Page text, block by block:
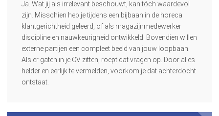
Ja. Wat jij als irrelevant beschouwt, kan tóch waardevol
zijn. Misschien heb je tijdens een bijbaan in de horeca
klantgerichtheid geleerd, of als magazijnmedewerker
discipline en nauwkeurigheid ontwikkeld. Bovendien willen
externe partijen een compleet beeld van jouw loopbaan.
Als er gaten in je CV zitten, roept dat vragen op. Door alles
helder en eerlijk te vermelden, voorkom je dat achterdocht
ontstaat.